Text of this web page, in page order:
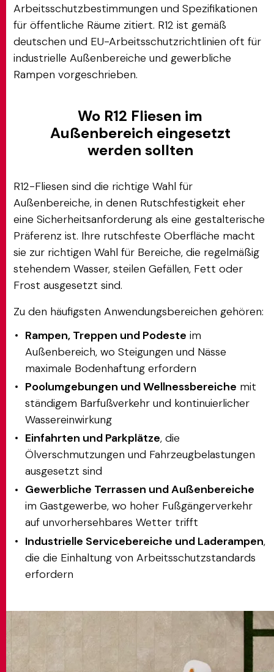
Arbeitsschutzbestimmungen und Spezifikationen
für öffentliche Räume zitiert. R12 ist gemäß
deutschen und EU-Arbeitsschutzrichtlinien oft für
industrielle Außenbereiche und gewerbliche
Rampen vorgeschrieben.
Wo R12 Fliesen im
Außenbereich eingesetzt
werden sollten
R12-Fliesen sind die richtige Wahl für
Außenbereiche, in denen Rutschfestigkeit eher
eine Sicherheitsanforderung als eine gestalterische
Präferenz ist. Ihre rutschfeste Oberfläche macht
sie zur richtigen Wahl für Bereiche, die regelmäßig
stehendem Wasser, steilen Gefällen, Fett oder
Frost ausgesetzt sind.
Zu den häufigsten Anwendungsbereichen gehören:
Rampen, Treppen und Podeste im
Außenbereich, wo Steigungen und Nässe
maximale Bodenhaftung erfordern
Poolumgebungen und Wellnessbereiche mit
ständigem Barfußverkehr und kontinuierlicher
Wassereinwirkung
Einfahrten und Parkplätze, die
Ölverschmutzungen und Fahrzeugbelastungen
ausgesetzt sind
Gewerbliche Terrassen und Außenbereiche
im Gastgewerbe, wo hoher Fußgängerverkehr
auf unvorhersehbares Wetter trifft
Industrielle Servicebereiche und Laderampen,
die die Einhaltung von Arbeitsschutzstandards
erfordern